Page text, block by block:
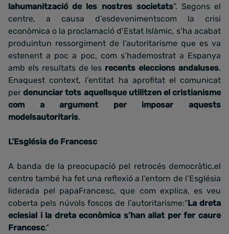
lahumanització de les nostres societats”. Segons el
centre, a causa d’esdevenimentscom la crisi
econòmica o la proclamació d’Estat Islàmic, s’ha acabat
produintun ressorgiment de l’autoritarisme que es va
estenent a poc a poc, com s’hademostrat a Espanya
amb els resultats de les recents eleccions andaluses.
Enaquest context, l’entitat ha aprofitat el comunicat
perdenunciar tots aquellsque utilitzen el cristianisme
com a argument per imposar aquests
modelsautoritaris.
L’Església de Francesc
A banda de la preocupació pel retrocés democràtic,el
centre també ha fet una reflexió a l’entorn de l’Església
liderada pel papaFrancesc, que com explica, es veu
coberta pels núvols foscos de l’autoritarisme:“La dreta
eclesial i la dreta econòmica s’han aliat per fer caure
Francesc.”